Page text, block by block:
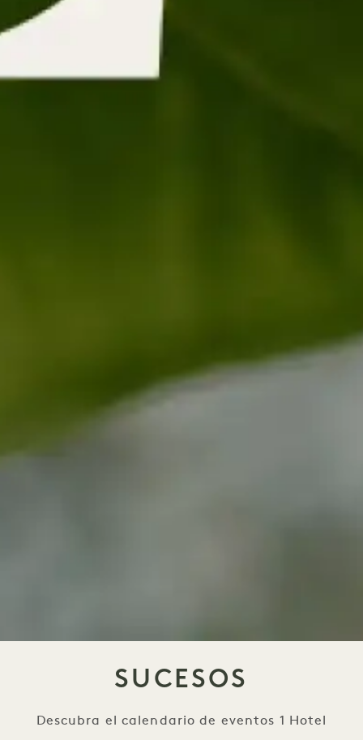
SUCESOS
Descubra el calendario de eventos 1 Hotel